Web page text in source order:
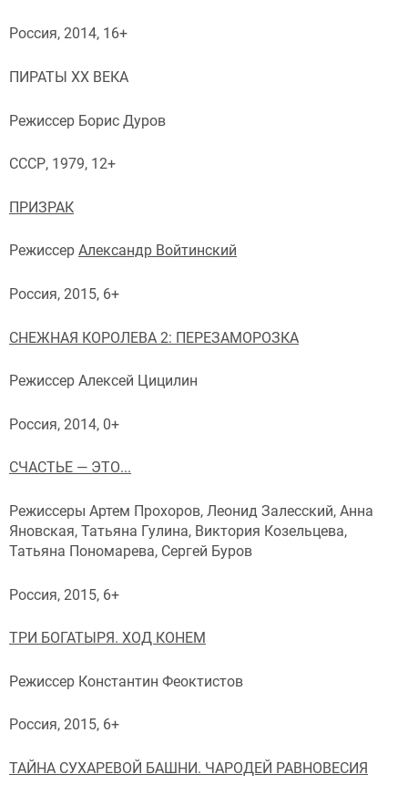
Россия, 2014, 16+
ПИРАТЫ ХХ ВЕКА
Режиссер Борис Дуров
СССР, 1979, 12+
ПРИЗРАК
Режиссер Александр Войтинский
Россия, 2015, 6+
СНЕЖНАЯ КОРОЛЕВА 2: ПЕРЕЗАМОРОЗКА
Режиссер Алексей Цицилин
Россия, 2014, 0+
СЧАСТЬЕ — ЭТО...
Режиссеры Артем Прохоров, Леонид Залесский, Анна
Яновская, Татьяна Гулина, Виктория Козельцева,
Татьяна Пономарева, Сергей Буров
Россия, 2015, 6+
ТРИ БОГАТЫРЯ. ХОД КОНЕМ
Режиссер Константин Феоктистов
Россия, 2015, 6+
ТАЙНА СУХАРЕВОЙ БАШНИ. ЧАРОДЕЙ РАВНОВЕСИЯ